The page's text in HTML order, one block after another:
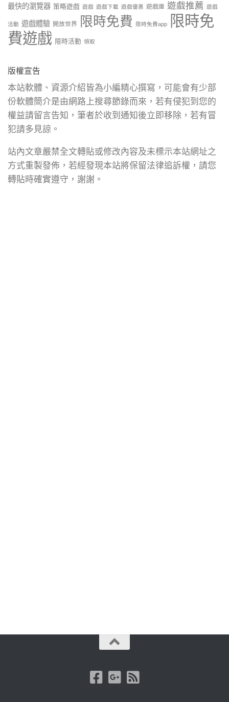
最快的瀏覽器 策略遊戲 遊戲 遊戲下載 遊戲優惠 遊戲庫 遊戲推薦 遊戲
活動 遊戲體驗 開放世界 限時免費 限時免費app
限時免
費遊戲 限時活動 領取
版權宣告
本站軟體、資源介紹皆為小編精心撰寫，可能會有少部
份軟體簡介是由網路上搜尋節錄而來，若有侵犯到您的
權益請留言告知，筆者於收到通知後立即移除，若有冒
犯請多見諒。
站內文章嚴禁全文轉貼或修改內容及未標示本站網址之
方式重製發佈，若經發現本站將保留法律追訴權，請您
轉貼時確實遵守，謝謝。